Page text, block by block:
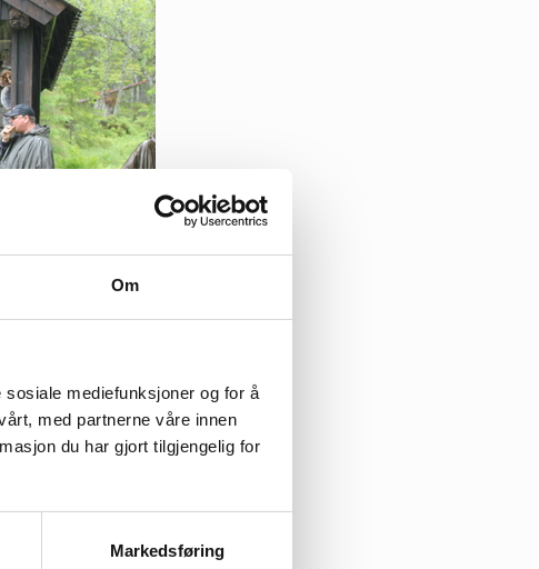
Om
mediefunksjoner og for å
med partnerne våre innen
du har gjort tilgjengelig for
Markedsføring